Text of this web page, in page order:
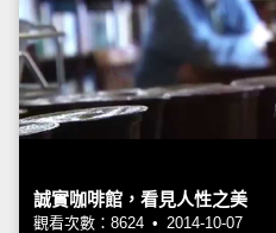
誠實咖啡館，看見人性之美
觀看次數：8624 • 2014-10-07